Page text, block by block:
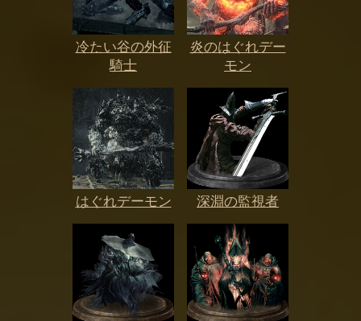
冷たい谷の外征
騎士
炎のはぐれデー
モン
はぐれデーモン 深淵の監視者